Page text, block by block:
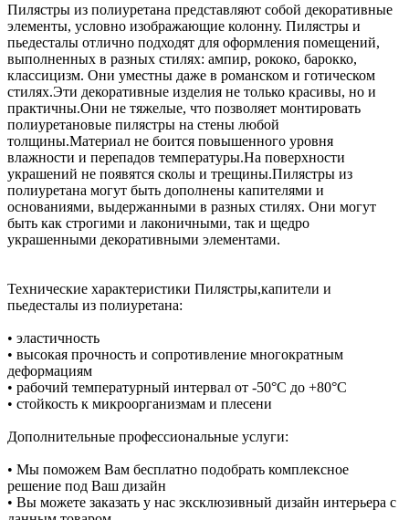
Пилястры из полиуретана представляют собой декоративные
элементы, условно изображающие колонну. Пилястры и
пьедесталы отлично подходят для оформления помещений,
выполненных в разных стилях: ампир, рококо, барокко,
классицизм. Они уместны даже в романском и готическом
стилях.Эти декоративные изделия не только красивы, но и
практичны.Они не тяжелые, что позволяет монтировать
полиуретановые пилястры на стены любой
толщины.Материал не боится повышенного уровня
влажности и перепадов температуры.На поверхности
украшений не появятся сколы и трещины.Пилястры из
полиуретана могут быть дополнены капителями и
основаниями, выдержанными в разных стилях. Они могут
быть как строгими и лаконичными, так и щедро
украшенными декоративными элементами.
Технические характеристики Пилястры,капители и
пьедесталы из полиуретана:
• эластичность
• высокая прочность и сопротивление многократным
деформациям
• рабочий температурный интервал от -50°С до +80°С
• стойкость к микроорганизмам и плесени
Дополнительные профессиональные услуги:
• Мы поможем Вам бесплатно подобрать комплексное
решение под Ваш дизайн
• Вы можете заказать у нас эксклюзивный дизайн интерьера с